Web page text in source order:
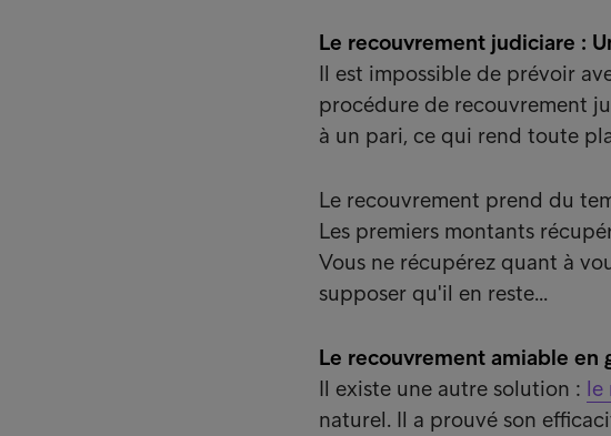
Le recouvrement judiciare :
Il est impossible de prévoir
procédure de recouvrement
à un pari, ce qui rend toute
Le recouvrement prend du
Les premiers montants
Vous ne récupérez quant à
supposer qu'il en reste...
Le recouvrement amiable en
Il existe une autre solution : le
naturel. Il a prouvé son